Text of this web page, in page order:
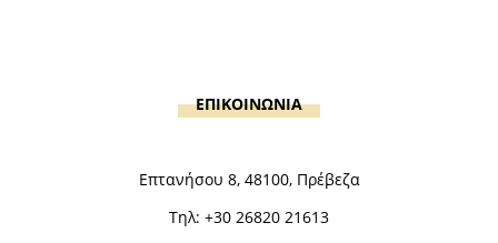
ΕΠΙΚΟΙΝΩΝΙΑ
Επτανήσου 8, 48100, Πρέβεζα
Τηλ: +30 26820 21613